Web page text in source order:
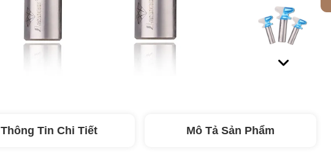
Thông Tin Chi Tiết Mô Tả Sản Phẩm